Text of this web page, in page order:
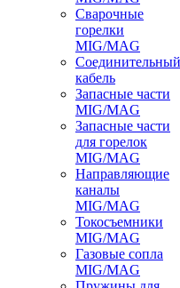
Сварочные
горелки
MIG/MAG
Соединительный
кабель
Запасные части
MIG/MAG
Запасные части
для горелок
MIG/MAG
Направляющие
каналы
MIG/MAG
Токосъемники
MIG/MAG
Газовые сопла
MIG/MAG